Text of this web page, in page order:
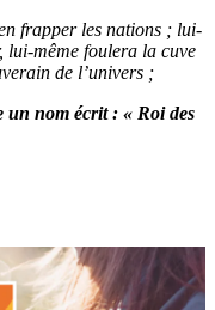
frapper les nations ; lui-
lui-même foulera la cuve
de l’univers ;
un nom écrit : « Roi des